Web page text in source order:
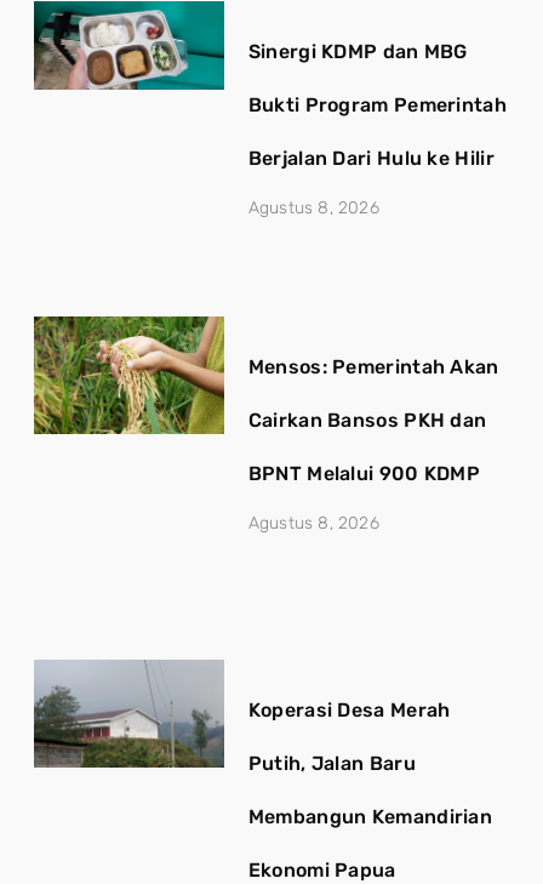
Sinergi KDMP dan MBG
Bukti Program Pemerintah
Berjalan Dari Hulu ke Hilir
Agustus 8, 2026
Mensos: Pemerintah Akan
Cairkan Bansos PKH dan
BPNT Melalui 900 KDMP
Agustus 8, 2026
Koperasi Desa Merah
Putih, Jalan Baru
Membangun Kemandirian
Ekonomi Papua